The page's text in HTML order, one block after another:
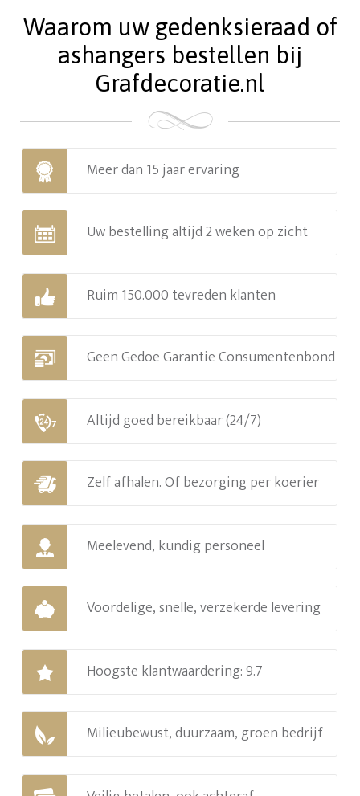
Waarom uw gedenksieraad of
ashangers bestellen bij
Grafdecoratie.nl
Meer dan 15 jaar ervaring
Uw bestelling altijd 2 weken op zicht
Ruim 150.000 tevreden klanten
Geen Gedoe Garantie Consumentenbond
Altijd goed bereikbaar (24/7)
Zelf afhalen. Of bezorging per koerier
Meelevend, kundig personeel
Voordelige, snelle, verzekerde levering
Hoogste klantwaardering: 9.7
Milieubewust, duurzaam, groen bedrijf